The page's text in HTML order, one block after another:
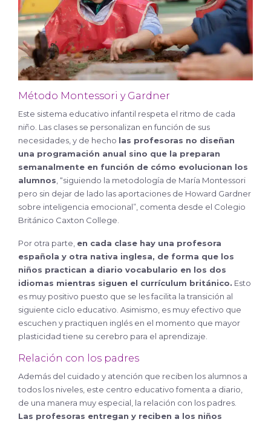
Método Montessori y Gardner
Este sistema educativo infantil respeta el ritmo de cada
niño. Las clases se personalizan en función de sus
necesidades, y de hecho las profesoras no diseñan
una programación anual sino que la preparan
semanalmente en función de cómo evolucionan los
alumnos , “siguiendo la metodología de María Montessori
pero sin dejar de lado las aportaciones de Howard Gardner
sobre inteligencia emocional”, comenta desde el Colegio
Británico Caxton College.
Por otra parte, en cada clase hay una profesora
española y otra nativa inglesa, de forma que los
niños practican a diario vocabulario en los dos
idiomas mientras siguen el currículum británico. Esto
es muy positivo puesto que se les facilita la transición al
siguiente ciclo educativo. Asimismo, es muy efectivo que
escuchen y practiquen inglés en el momento que mayor
plasticidad tiene su cerebro para el aprendizaje.
Relación con los padres
Además del cuidado y atención que reciben los alumnos a
todos los niveles, este centro educativo fomenta a diario,
de una manera muy especial, la relación con los padres.
Las profesoras entregan y reciben a los niños